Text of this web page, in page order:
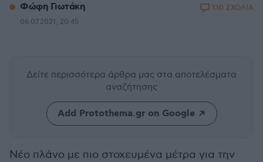
Φώφη Γιωτάκη
06.07.2021, 20:45
130 ΣΧΟΛΙΑ
Δείτε περισσότερα άρθρα μας στα αποτελέσματα
αναζήτησης
Add Protothema.gr on Google
Νέο πλάνο με πιο στοχευμένα μέτρα για την